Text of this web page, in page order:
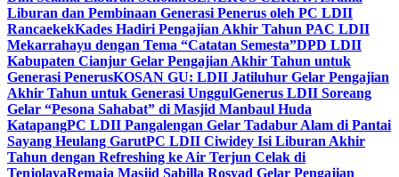
Liburan dan Pembinaan Generasi Penerus oleh PC LDII
RancaekekKades Hadiri Pengajian Akhir Tahun PAC LDII
Mekarrahayu dengan Tema “Catatan Semesta”DPD LDII
Kabupaten Cianjur Gelar Pengajian Akhir Tahun untuk
Generasi PenerusKOSAN GU: LDII Jatiluhur Gelar Pengajian
Akhir Tahun untuk Generasi UnggulGenerus LDII Soreang
Gelar “Pesona Sahabat” di Masjid Manbaul Huda
KatapangPC LDII Pangalengan Gelar Tadabur Alam di Pantai
Sayang Heulang GarutPC LDII Ciwidey Isi Liburan Akhir
Tahun dengan Refreshing ke Air Terjun Celak di
TenjolayaRemaja Masjid Sabilla Rosyad Gelar Pengajian